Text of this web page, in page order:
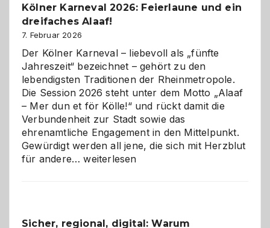
geworden
Kölner Karneval 2026: Feierlaune und ein
dreifaches Alaaf!
7. Februar 2026
Der Kölner Karneval – liebevoll als „fünfte
Jahreszeit“ bezeichnet – gehört zu den
lebendigsten Traditionen der Rheinmetropole.
Die Session 2026 steht unter dem Motto „Alaaf
– Mer dun et för Kölle!“ und rückt damit die
Verbundenheit zur Stadt sowie das
ehrenamtliche Engagement in den Mittelpunkt.
Gewürdigt werden all jene, die sich mit Herzblut
für andere…Kölner
ein
weiterlesen
Sicher, regional, digital: Warum